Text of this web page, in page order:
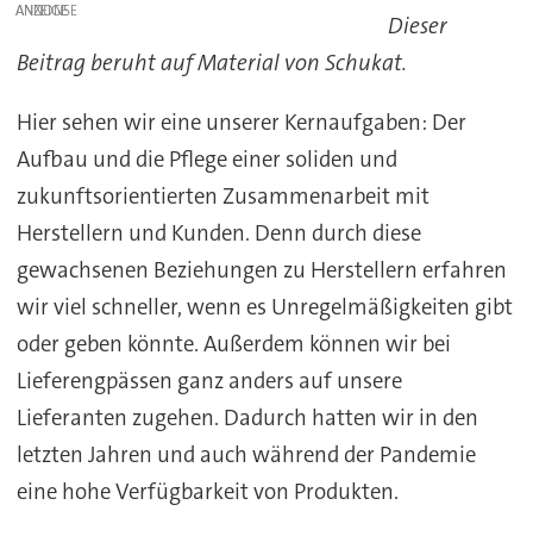
ANZEIGE
Dieser
Beitrag beruht auf Material von Schukat.
Hier sehen wir eine unserer Kernaufgaben: Der
Aufbau und die Pflege einer soliden und
zukunftsorientierten Zusammenarbeit mit
Herstellern und Kunden. Denn durch diese
gewachsenen Beziehungen zu Herstellern erfahren
wir viel schneller, wenn es Unregelmäßigkeiten gibt
oder geben könnte. Außerdem können wir bei
Lieferengpässen ganz anders auf unsere
Lieferanten zugehen. Dadurch hatten wir in den
letzten Jahren und auch während der Pandemie
eine hohe Verfügbarkeit von Produkten.